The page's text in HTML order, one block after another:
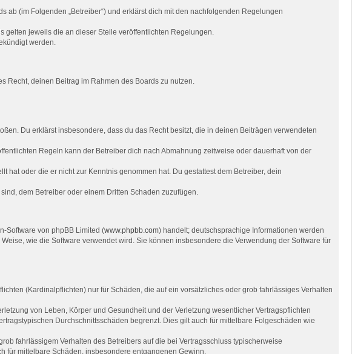
ab (im Folgenden „Betreiber“) und erklärst dich mit den nachfolgenden Regelungen
gelten jeweils die an dieser Stelle veröffentlichten Regelungen.
werden.
Recht, deinen Beitrag im Rahmen des Boards zu nutzen.
Du erklärst insbesondere, dass du das Recht besitzt, die in deinen Beiträgen verwendeten
Regeln kann der Betreiber dich nach Abmahnung zeitweise oder dauerhaft von der
hat oder die er nicht zur Kenntnis genommen hat. Du gestattest dem Betreiber, dein
dem Betreiber oder einem Dritten Schaden zuzufügen.
Software von phpBB Limited (www.phpbb.com) handelt; deutschsprachige Informationen werden
wie die Software verwendet wird. Sie können insbesondere die Verwendung der Software für
(Kardinalpflichten) nur für Schäden, die auf ein vorsätzliches oder grob fahrlässiges Verhalten
von Leben, Körper und Gesundheit und der Verletzung wesentlicher Vertragspflichten
Durchschnittsschäden begrenzt. Dies gilt auch für mittelbare Folgeschäden wie
fahrlässigem Verhalten des Betreibers auf die bei Vertragsschluss typischerweise
für mittelbare Schäden, insbesondere entgangenen Gewinn.